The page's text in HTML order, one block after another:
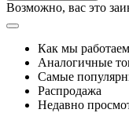
Возможно, вас это
Как мы работаем
Аналогичные
Самые
Распродажа
Недавно